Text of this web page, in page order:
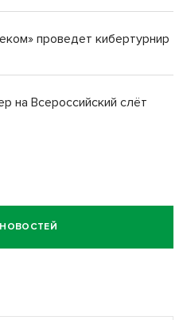
проведет кибертурнир
на Всероссийский слёт